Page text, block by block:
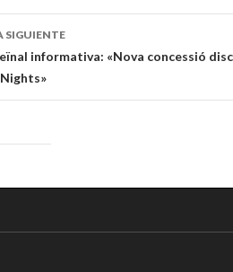
SIGUIENTE
informativa: «Nova concessió